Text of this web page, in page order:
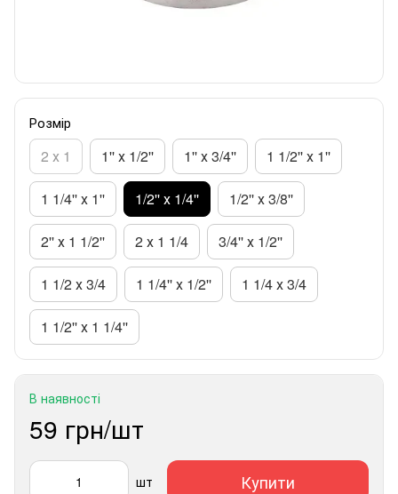
Розмір
2 х 1 1'' х 1/2'' 1'' х 3/4'' 1 1/2'' х 1''
1 1/4'' х 1'' 1/2'' х 1/4'' 1/2'' х 3/8''
2'' х 1 1/2'' 2 х 1 1/4 3/4'' х 1/2''
1 1/2 х 3/4 1 1/4'' х 1/2'' 1 1/4 х 3/4
1 1/2'' х 1 1/4''
В наявності
59 грн/шт
шт Купити